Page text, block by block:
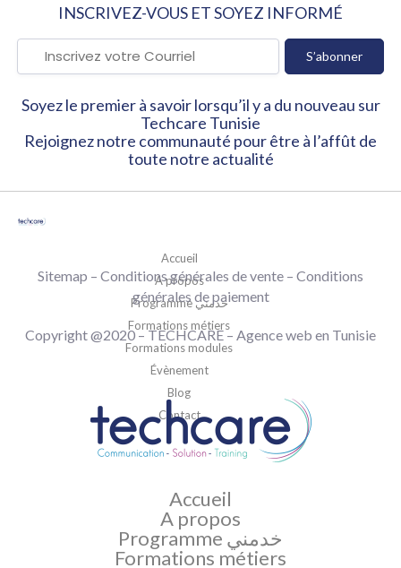
INSCRIVEZ-VOUS ET SOYEZ INFORMÉ
Soyez le premier à savoir lorsqu’il y a du nouveau sur
Techcare Tunisie
Rejoignez notre communauté pour être à l’affût de
toute notre actualité
Accueil
A propos
Programme خدمني
Formations métiers
Formations modules
Évènement
Blog
Contact
Sitemap – Conditions générales de vente – Conditions
générales de paiement
Copyright @2020 –TECHCARE– Agence web en Tunisie
Accueil
A propos
Programme خدمني
Formations métiers